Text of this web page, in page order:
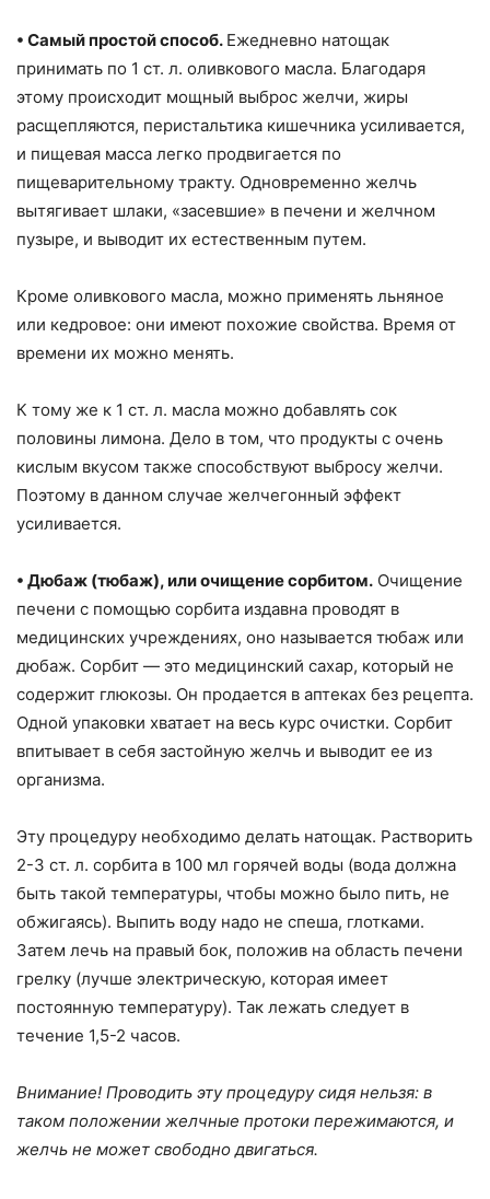
• Самый простой способ. Ежедневно натощак
принимать по 1 ст. л. оливкового масла. Благодаря
этому происходит мощный выброс желчи, жиры
расщепляются, перистальтика кишечника усиливается,
и пищевая масса легко продвигается по
пищеварительному тракту. Одновременно желчь
вытягивает шлаки, «засевшие» в печени и желчном
пузыре, и выводит их естественным путем.
Кроме оливкового масла, можно применять льняное
или кедровое: они имеют похожие свойства. Время от
времени их можно менять.
К тому же к 1 ст. л. масла можно добавлять сок
половины лимона. Дело в том, что продукты с очень
кислым вкусом также способствуют выбросу желчи.
Поэтому в данном случае желчегонный эффект
усиливается.
• Дюбаж (тюбаж), или очищение сорбитом. Очищение
печени с помощью сорбита издавна проводят в
медицинских учреждениях, оно называется тюбаж или
дюбаж. Сорбит — это медицинский сахар, который не
содержит глюкозы. Он продается в аптеках без рецепта.
Одной упаковки хватает на весь курс очистки. Сорбит
впитывает в себя застойную желчь и выводит ее из
организма.
Эту процедуру необходимо делать натощак. Растворить
2-3 ст. л. сорбита в 100 мл горячей воды (вода должна
быть такой температуры, чтобы можно было пить, не
обжигаясь). Выпить воду надо не спеша, глотками.
Затем лечь на правый бок, положив на область печени
грелку (лучше электрическую, которая имеет
постоянную температуру). Так лежать следует в
течение 1,5-2 часов.
Внимание! Проводить эту процедуру сидя нельзя: в
таком положении желчные протоки пережимаются, и
желчь не может свободно двигаться.